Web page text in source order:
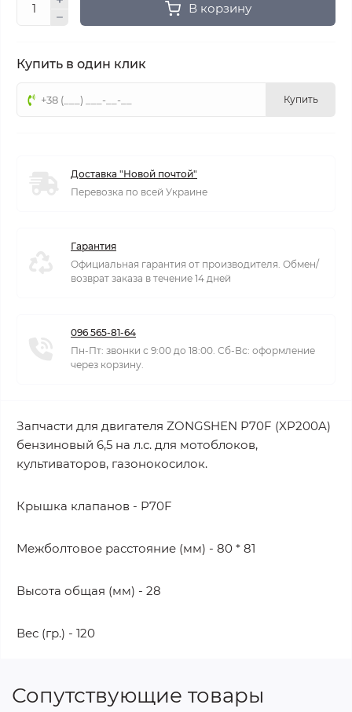
В корзину
Купить в один клик
Купить
Доставка "Новой почтой"
Перевозка по всей Украине
Гарантия
Официальная гарантия от производителя. Обмен/
возврат заказа в течение 14 дней
096 565-81-64
Пн-Пт: звонки с 9:00 до 18:00. Сб-Вс: оформление
через корзину.
Запчасти для двигателя ZONGSHEN P70F (XP200A)
бензиновый 6,5 на л.с. для мотоблоков,
культиваторов, газонокосилок.
Крышка клапанов - P70F
Межболтовое расстояние (мм) - 80 * 81
Высота общая (мм) - 28
Вес (гр.) - 120
Сопутствующие товары